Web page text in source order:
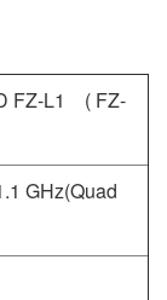
FZ-L1 ( FZ-
GHz(Quad